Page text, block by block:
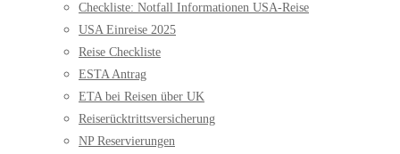
Checkliste: Notfall Informationen USA-Reise
USA Einreise 2025
Reise Checkliste
ESTA Antrag
ETA bei Reisen über UK
Reiserücktrittsversicherung
NP Reservierungen